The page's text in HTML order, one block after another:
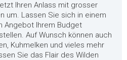
Ihren Anlass mit grosser
um. Lassen Sie sich in einem
Angebot Ihrem Budget
Auf Wunsch können auch
Kuhmelken und vieles mehr
Sie das Flair des Wilden